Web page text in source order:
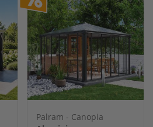
Palram - Canopia